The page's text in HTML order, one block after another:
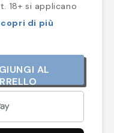
18+ si applicano
di più
AL